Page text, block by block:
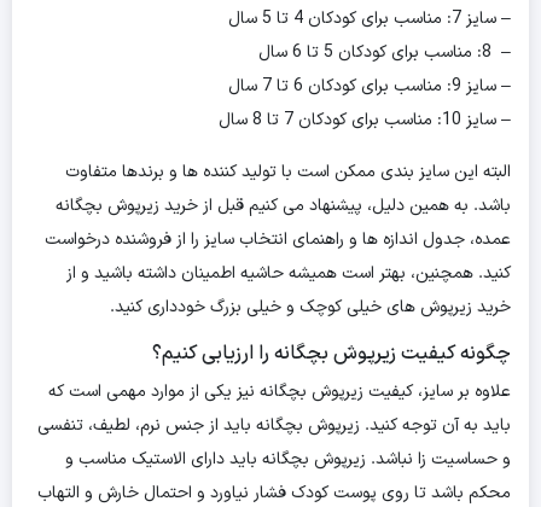
– سایز 7: مناسب برای کودکان 4 تا 5 سال
– 8: مناسب برای کودکان 5 تا 6 سال
– سایز 9: مناسب برای کودکان 6 تا 7 سال
– سایز 10: مناسب برای کودکان 7 تا 8 سال
البته این سایز بندی ممکن است با تولید کننده ها و برندها متفاوت
باشد. به همین دلیل، پیشنهاد می کنیم قبل از خرید زیرپوش بچگانه
عمده، جدول اندازه ها و راهنمای انتخاب سایز را از فروشنده درخواست
کنید. همچنین، بهتر است همیشه حاشیه اطمینان داشته باشید و از
خرید زیرپوش های خیلی کوچک و خیلی بزرگ خودداری کنید.
چگونه کیفیت زیرپوش بچگانه را ارزیابی کنیم؟
علاوه بر سایز، کیفیت زیرپوش بچگانه نیز یکی از موارد مهمی است که
باید به آن توجه کنید. زیرپوش بچگانه باید از جنس نرم، لطیف، تنفسی
و حساسیت زا نباشد. زیرپوش بچگانه باید دارای الاستیک مناسب و
محکم باشد تا روی پوست کودک فشار نیاورد و احتمال خارش و التهاب